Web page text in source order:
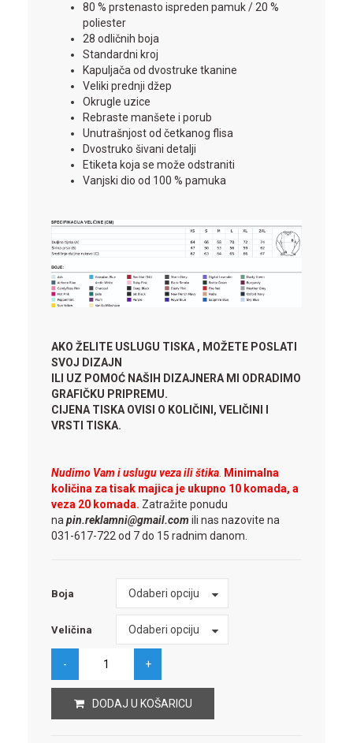
80 % prstenasto ispreden pamuk / 20 %
poliester
28 odličnih boja
Standardni kroj
Kapuljača od dvostruke tkanine
Veliki prednji džep
Okrugle uzice
Rebraste manšete i porub
Unutrašnjost od četkanog flisa
Dvostruko šivani detalji
Etiketa koja se može odstraniti
Vanjski dio od 100 % pamuka
AKO ŽELITE USLUGU TISKA , MOŽETE POSLATI
SVOJ DIZAJN
ILI UZ POMOĆ NAŠIH DIZAJNERA MI ODRADIMO
GRAFIČKU PRIPREMU.
CIJENA TISKA OVISI O KOLIČINI, VELIČINI I
VRSTI TISKA.
Nudimo Vam i uslugu veza ili štika. Minimalna
količina za tisak majica je ukupno 10 komada, a
veza 20 komada. Zatražite ponudu
napin.reklamni@gmail.com ili nas nazovite na
031-617-722 od 7 do 15 radnim danom.
Boja Odaberi opciju
Boja
Veličina Odaberi opciju
Veličina
DODAJ U KOŠARICU